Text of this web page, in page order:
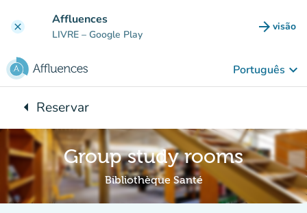
clear Affluences
LIVRE – Google Play arrow_forward visão
(novo
Português keyboard_arrow_down
arrow_leftVoltar para:
Reservar
Group study rooms
Bibliothèque Santé